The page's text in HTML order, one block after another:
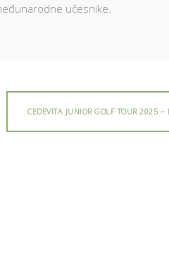
učesnike.
CEDEVITA JUNIOR GOLF TOUR 2025 –